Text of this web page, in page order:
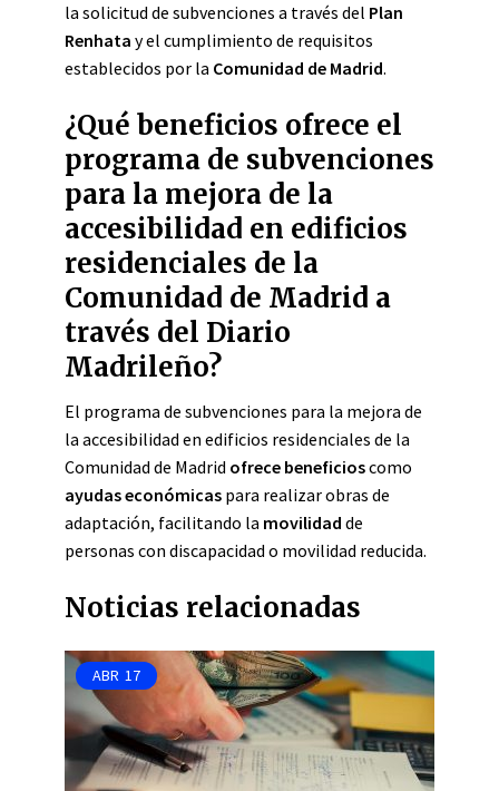
la solicitud de subvenciones a través del Plan
Renhata y el cumplimiento de requisitos
establecidos por la Comunidad de Madrid.
¿Qué beneficios ofrece el
programa de subvenciones
para la mejora de la
accesibilidad en edificios
residenciales de la
Comunidad de Madrid a
través del Diario
Madrileño?
El programa de subvenciones para la mejora de
la accesibilidad en edificios residenciales de la
Comunidad de Madrid ofrece beneficioscomo
ayudas económicas para realizar obras de
adaptación, facilitando la movilidad de
personas con discapacidad o movilidad reducida.
Noticias relacionadas
ABR 17